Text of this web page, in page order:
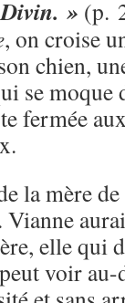
Divin. » (p.
, on croise
chien,
se moque
fermée
la mère
elle qui
voir au-